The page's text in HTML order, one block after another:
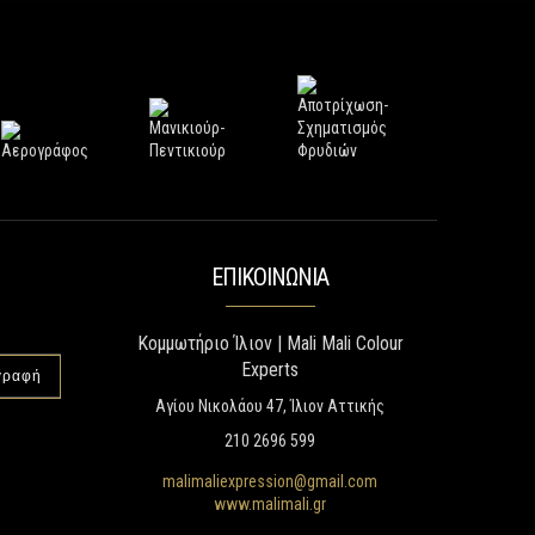
ΕΠΙΚΟΙΝΩΝΙΑ
Κομμωτήριο Ίλιον | Mali Mali Colour
Experts
Αγίου Νικολάου 47, Ίλιον Αττικής
210 2696 599
malimaliexpression@gmail.com
www.malimali.gr